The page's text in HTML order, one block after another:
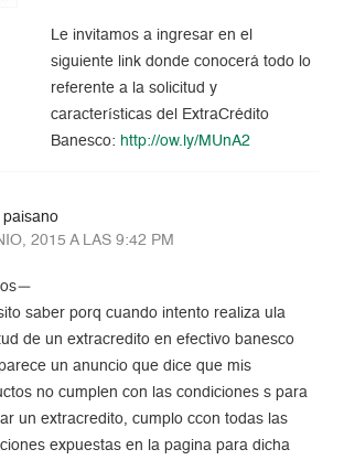
Le invitamos a ingresar en el
siguiente link donde conocerá todo lo
referente a la solicitud y
características del ExtraCrédito
Banesco: http://ow.ly/MUnA2
paisano
2015 A LAS 9:42 PM
saber porq cuando intento realiza ula
de un extracredito en efectivo banesco
un anuncio que dice que mis
no cumplen con las condiciones s para
un extracredito, cumplo ccon todas las
expuestas en la pagina para dicha